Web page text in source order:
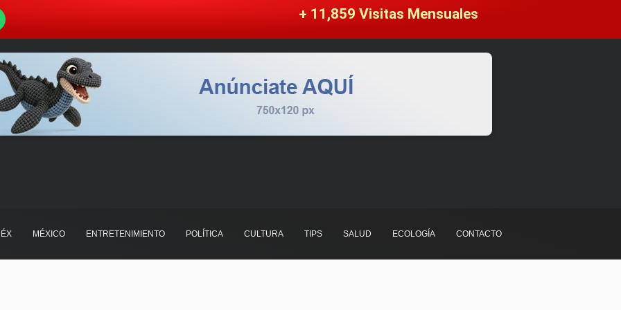
+ 11,859 Visitas Mensuales
MÉXICO ENTRETENIMIENTO POLÍTICA CULTURA TIPS SALUD ECOLOGÍA CONTACTO